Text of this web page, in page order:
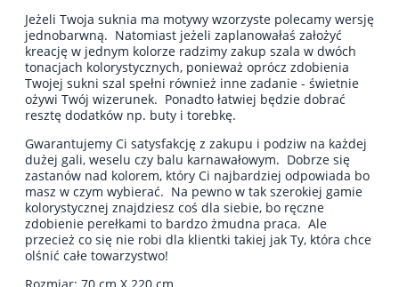
Jeżeli Twoja suknia ma motywy wzorzyste polecamy wersję
jednobarwną. Natomiast jeżeli zaplanowałaś założyć
kreację w jednym kolorze radzimy zakup szala w dwóch
tonacjach kolorystycznych, ponieważ oprócz zdobienia
Twojej sukni szal spełni również inne zadanie - świetnie
ożywi Twój wizerunek. Ponadto łatwiej będzie dobrać
resztę dodatków np. buty i torebkę.
Gwarantujemy Ci satysfakcję z zakupu i podziw na każdej
dużej gali, weselu czy balu karnawałowym. Dobrze się
zastanów nad kolorem, który Ci najbardziej odpowiada bo
masz w czym wybierać. Na pewno w tak szerokiej gamie
kolorystycznej znajdziesz coś dla siebie, bo ręczne
zdobienie perełkami to bardzo żmudna praca. Ale
przecież co się nie robi dla klientki takiej jak Ty, która chce
olśnić całe towarzystwo!
Rozmiar: 70 cm X 220 cm